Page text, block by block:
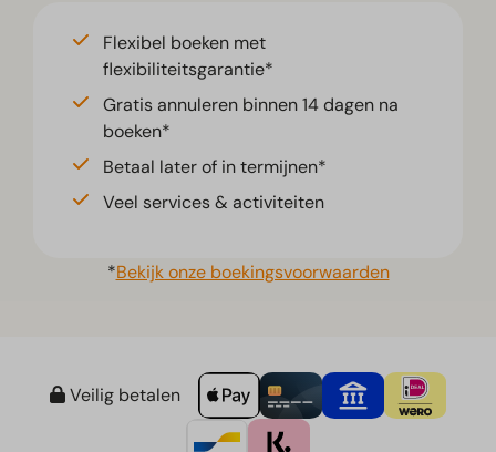
Flexibel boeken met
flexibiliteitsgarantie*
Gratis annuleren binnen 14 dagen na
boeken*
Betaal later of in termijnen*
Veel services & activiteiten
*Bekijk onze boekingsvoorwaarden
Veilig betalen